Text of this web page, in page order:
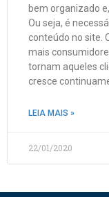
bem organizado
Ou seja, é
conteúdo no site.
mais
tornam aqueles
cresce
LEIA MAIS »
22/01/2020